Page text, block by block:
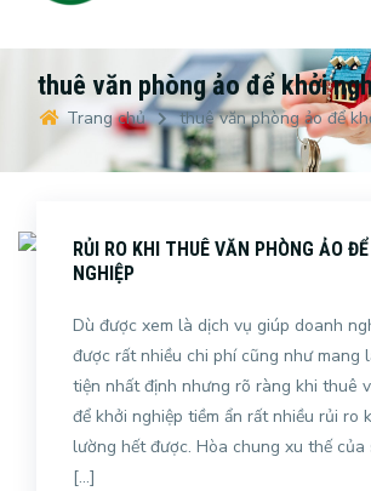
thuê văn phòng ảo để khởi
Trang chủ thuê văn phòng ảo để
RỦI RO KHI THUÊ VĂN PHÒNG ẢO ĐỂ
NGHIỆP
Dù được xem là dịch vụ giúp doanh
được rất nhiều chi phí cũng như mang
tiện nhất định nhưng rõ ràng khi thuê
để khởi nghiệp tiềm ẩn rất nhiều rủi ro
lường hết được. Hòa chung xu thế
[…]